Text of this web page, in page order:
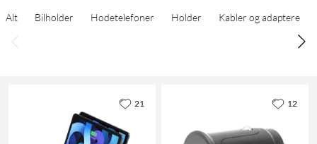
Alt Bilholder Hodetelefoner Holder Kabler og adaptere
21 12